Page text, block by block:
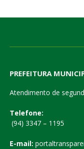
PREFEITURA
Atendimento de
Telefone:
(94) 3347 – 1195
E-mail: